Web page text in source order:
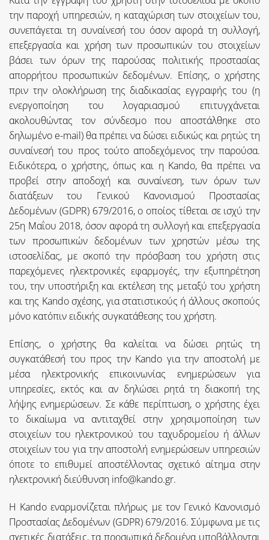
την παροχή υπηρεσιών, η καταχώριση των στοιχείων του,
συνεπάγεται τη συναίνεσή του όσον αφορά τη συλλογή,
επεξεργασία και χρήση των προσωπικών του στοιχείων
βάσει των όρων της παρούσας πολιτικής προστασίας
απορρήτου προσωπικών δεδομένων. Επίσης, ο χρήστης
πριν την ολοκλήρωση της διαδικασίας εγγραφής του (η
ενεργοποίηση του λογαριασμού επιτυγχάνεται
ακολουθώντας τον σύνδεσμο που αποστάλθηκε στο
δηλωμένο e-mail) θα πρέπει να δώσει ειδικώς και ρητώς τη
συναίνεσή του προς τούτο αποδεχόμενος την παρούσα.
Ειδικότερα, ο χρήστης, όπως και η Kando, θα πρέπει να
προβεί στην αποδοχή και συναίνεση, των όρων των
διατάξεων του Γενικού Κανονισμού Προστασίας
Δεδομένων (GDPR) 679/2016, ο οποίος τίθεται σε ισχύ την
25η Μαΐου 2018, όσον αφορά τη συλλογή και επεξεργασία
των προσωπικών δεδομένων των χρηστών μέσω της
ιστοσελίδας, με σκοπό την πρόσβαση του χρήστη στις
παρεχόμενες ηλεκτρονικές εφαρμογές, την εξυπηρέτηση
του, την υποστήριξη και εκτέλεση της μεταξύ του χρήστη
και της Kando σχέσης, για στατιστικούς ή άλλους σκοπούς
μόνο κατόπιν ειδικής συγκατάθεσης του χρήστη.
Επίσης, ο χρήστης θα καλείται να δώσει ρητώς τη
συγκατάθεσή του προς την Kando για την αποστολή με
μέσα ηλεκτρονικής επικοινωνίας ενημερώσεων για
υπηρεσίες, εκτός και αν δηλώσει ρητά τη διακοπή της
λήψης ενημερώσεων. Σε κάθε περίπτωση, ο χρήστης έχει
το δικαίωμα να αντιταχθεί στην χρησιμοποίηση των
στοιχείων του ηλεκτρονικού του ταχυδρομείου ή άλλων
στοιχείων του για την αποστολή ενημερώσεων υπηρεσιών
όποτε το επιθυμεί αποστέλλοντας σχετικό αίτημα στην
ηλεκτρονική διεύθυνση info@kando.gr.
H Kando εναρμονίζεται πλήρως με τον Γενικό Κανονισμό
Προστασίας Δεδομένων (GDPR) 679/2016. Σύμφωνα με τις
σχετικές διατάξεις, τα προσωπικά δεδομένα υποβάλλονται